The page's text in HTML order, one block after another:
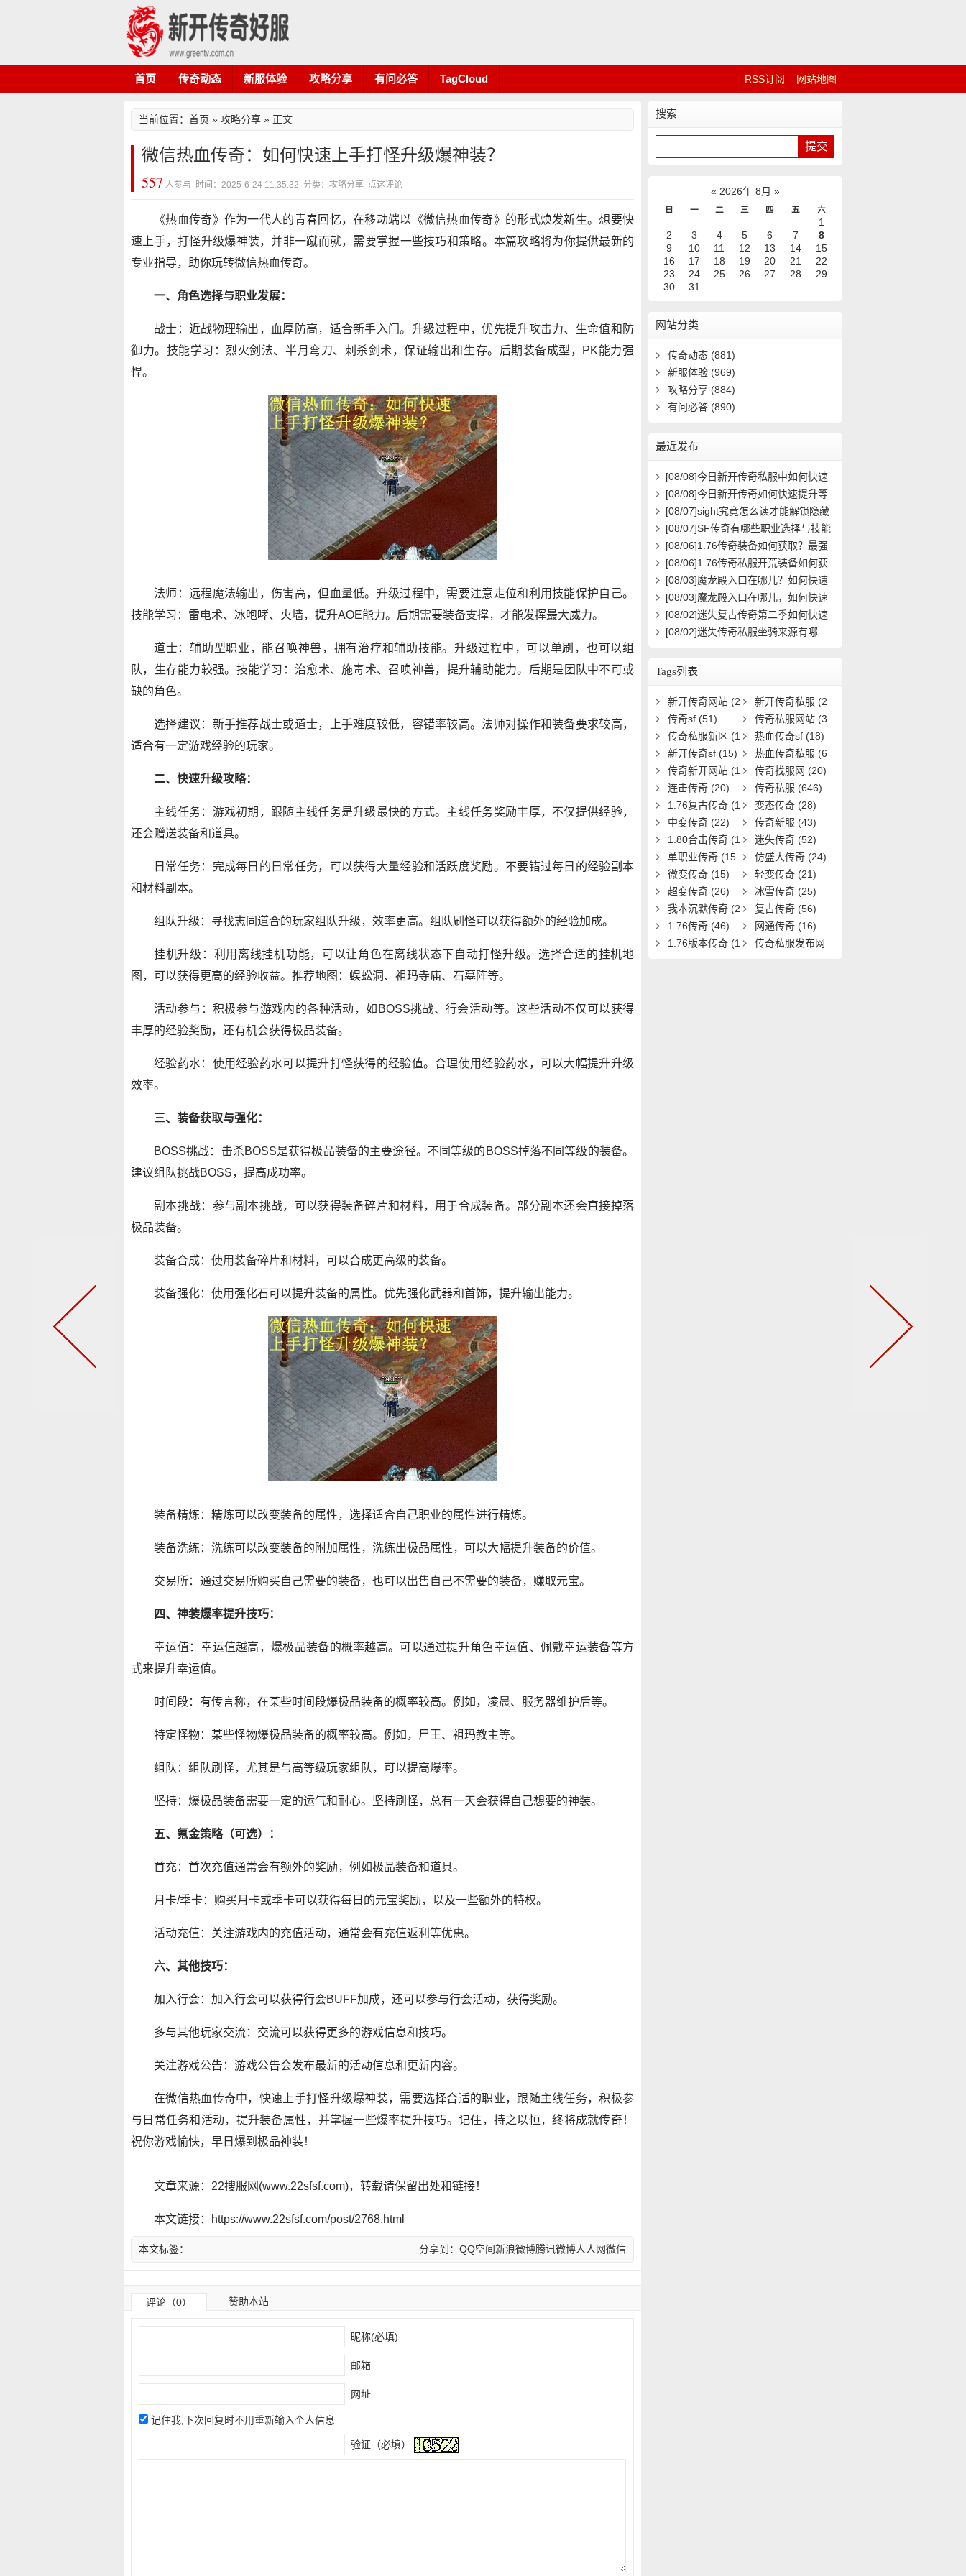
首页 传奇动态 新服体验 攻略分享 有问必答 TagCloud RSS订阅 网站地图
当前位置： 首页 » 攻略分享 » 正文
微信热血传奇：如何快速上手打怪升级爆神装？
557 人参与 时间：2025-6-24 11:35:32 分类：攻略分享 点这评论
《热血传奇》作为一代人的青春回忆，在移动端以《微信热血传奇》的形式焕发新生。想要快
速上手，打怪升级爆神装，并非一蹴而就，需要掌握一些技巧和策略。本篇攻略将为你提供最新的
专业指导，助你玩转微信热血传奇。
一、角色选择与职业发展：
战士：近战物理输出，血厚防高，适合新手入门。升级过程中，优先提升攻击力、生命值和防
御力。技能学习：烈火剑法、半月弯刀、刺杀剑术，保证输出和生存。后期装备成型，PK能力强
悍。
法师：远程魔法输出，伤害高，但血量低。升级过程中，需要注意走位和利用技能保护自己。
技能学习：雷电术、冰咆哮、火墙，提升AOE能力。后期需要装备支撑，才能发挥最大威力。
道士：辅助型职业，能召唤神兽，拥有治疗和辅助技能。升级过程中，可以单刷，也可以组
队，生存能力较强。技能学习：治愈术、施毒术、召唤神兽，提升辅助能力。后期是团队中不可或
缺的角色。
选择建议：新手推荐战士或道士，上手难度较低，容错率较高。法师对操作和装备要求较高，
适合有一定游戏经验的玩家。
二、快速升级攻略：
主线任务：游戏初期，跟随主线任务是升级最快的方式。主线任务奖励丰厚，不仅提供经验，
还会赠送装备和道具。
日常任务：完成每日的日常任务，可以获得大量经验和活跃度奖励。不要错过每日的经验副本
和材料副本。
组队升级：寻找志同道合的玩家组队升级，效率更高。组队刷怪可以获得额外的经验加成。
挂机升级：利用离线挂机功能，可以让角色在离线状态下自动打怪升级。选择合适的挂机地
图，可以获得更高的经验收益。推荐地图：蜈蚣洞、祖玛寺庙、石墓阵等。
活动参与：积极参与游戏内的各种活动，如BOSS挑战、行会活动等。这些活动不仅可以获得
丰厚的经验奖励，还有机会获得极品装备。
经验药水：使用经验药水可以提升打怪获得的经验值。合理使用经验药水，可以大幅提升升级
效率。
三、装备获取与强化：
BOSS挑战：击杀BOSS是获得极品装备的主要途径。不同等级的BOSS掉落不同等级的装备。
建议组队挑战BOSS，提高成功率。
副本挑战：参与副本挑战，可以获得装备碎片和材料，用于合成装备。部分副本还会直接掉落
极品装备。
装备合成：使用装备碎片和材料，可以合成更高级的装备。
装备强化：使用强化石可以提升装备的属性。优先强化武器和首饰，提升输出能力。
装备精炼：精炼可以改变装备的属性，选择适合自己职业的属性进行精炼。
装备洗练：洗练可以改变装备的附加属性，洗练出极品属性，可以大幅提升装备的价值。
交易所：通过交易所购买自己需要的装备，也可以出售自己不需要的装备，赚取元宝。
四、神装爆率提升技巧：
幸运值：幸运值越高，爆极品装备的概率越高。可以通过提升角色幸运值、佩戴幸运装备等方
式来提升幸运值。
时间段：有传言称，在某些时间段爆极品装备的概率较高。例如，凌晨、服务器维护后等。
特定怪物：某些怪物爆极品装备的概率较高。例如，尸王、祖玛教主等。
组队：组队刷怪，尤其是与高等级玩家组队，可以提高爆率。
坚持：爆极品装备需要一定的运气和耐心。坚持刷怪，总有一天会获得自己想要的神装。
五、氪金策略（可选）：
首充：首次充值通常会有额外的奖励，例如极品装备和道具。
月卡/季卡：购买月卡或季卡可以获得每日的元宝奖励，以及一些额外的特权。
活动充值：关注游戏内的充值活动，通常会有充值返利等优惠。
六、其他技巧：
加入行会：加入行会可以获得行会BUFF加成，还可以参与行会活动，获得奖励。
多与其他玩家交流：交流可以获得更多的游戏信息和技巧。
关注游戏公告：游戏公告会发布最新的活动信息和更新内容。
在微信热血传奇中，快速上手打怪升级爆神装，需要选择合适的职业，跟随主线任务，积极参
与日常任务和活动，提升装备属性，并掌握一些爆率提升技巧。记住，持之以恒，终将成就传奇！
祝你游戏愉快，早日爆到极品神装！
文章来源：22搜服网(www.22sfsf.com)，转载请保留出处和链接！
本文链接：https://www.22sfsf.com/post/2768.html
分享到： QQ空间新浪微博腾讯微博人人网微信
本文标签：
评论（0） 赞助本站
昵称(必填)
邮箱
网址
记住我,下次回复时不用重新输入个人信息
验证（必填）
搜索
« 2026年 8月 »
日 一 二 三 四 五 六
1
2
3 4 5 6 7
8
9
10 11 12 13 14
15
16
17 18 19 20 21
22
23
24 25 26 27 28
29
30
31
网站分类
传奇动态 (881)
新服体验 (969)
攻略分享 (884)
有问必答 (890)
最近发布
[08/08]今日新开传奇私服中如何快速
提升角色等级？
[08/08]今日新开传奇如何快速提升等
级？
[08/07]sight究竟怎么读才能解锁隐藏
关卡？新手必看攻略解析
[08/07]SF传奇有哪些职业选择与技能
搭配攻略？
[08/06]1.76传奇装备如何获取？最强
装备属性与搭配攻略
[08/06]1.76传奇私服开荒装备如何获
取？在哪里能领取到？
[08/03]魔龙殿入口在哪儿？如何快速
到达并通关？
[08/03]魔龙殿入口在哪儿，如何快速
到达并通关？
[08/02]迷失复古传奇第二季如何快速
提升等级？
[08/02]迷失传奇私服坐骑来源有哪
Tags列表
新开传奇网站 (2
5)
新开传奇私服 (2
8)
传奇sf (51) 传奇私服网站 (3
3)
传奇私服新区 (1
9)
热血传奇sf (18)
新开传奇sf (15) 热血传奇私服 (6
1)
传奇新开网站 (1
5)
传奇找服网 (20)
连击传奇 (20) 传奇私服 (646)
1.76复古传奇 (1
9)
变态传奇 (28)
中变传奇 (22) 传奇新服 (43)
1.80合击传奇 (1
8)
迷失传奇 (52)
单职业传奇 (15
1)
仿盛大传奇 (24)
微变传奇 (15) 轻变传奇 (21)
超变传奇 (26) 冰雪传奇 (25)
我本沉默传奇 (2
0)
复古传奇 (56)
1.76传奇 (46) 网通传奇 (16)
1.76版本传奇 (1
传奇私服发布网